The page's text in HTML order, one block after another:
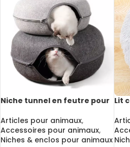
Niche tunnel en feutre pour
d’entraînement intérieur
Articles pour animaux,
Accessoires pour animaux,
Niches & enclos pour animaux
Lit
et